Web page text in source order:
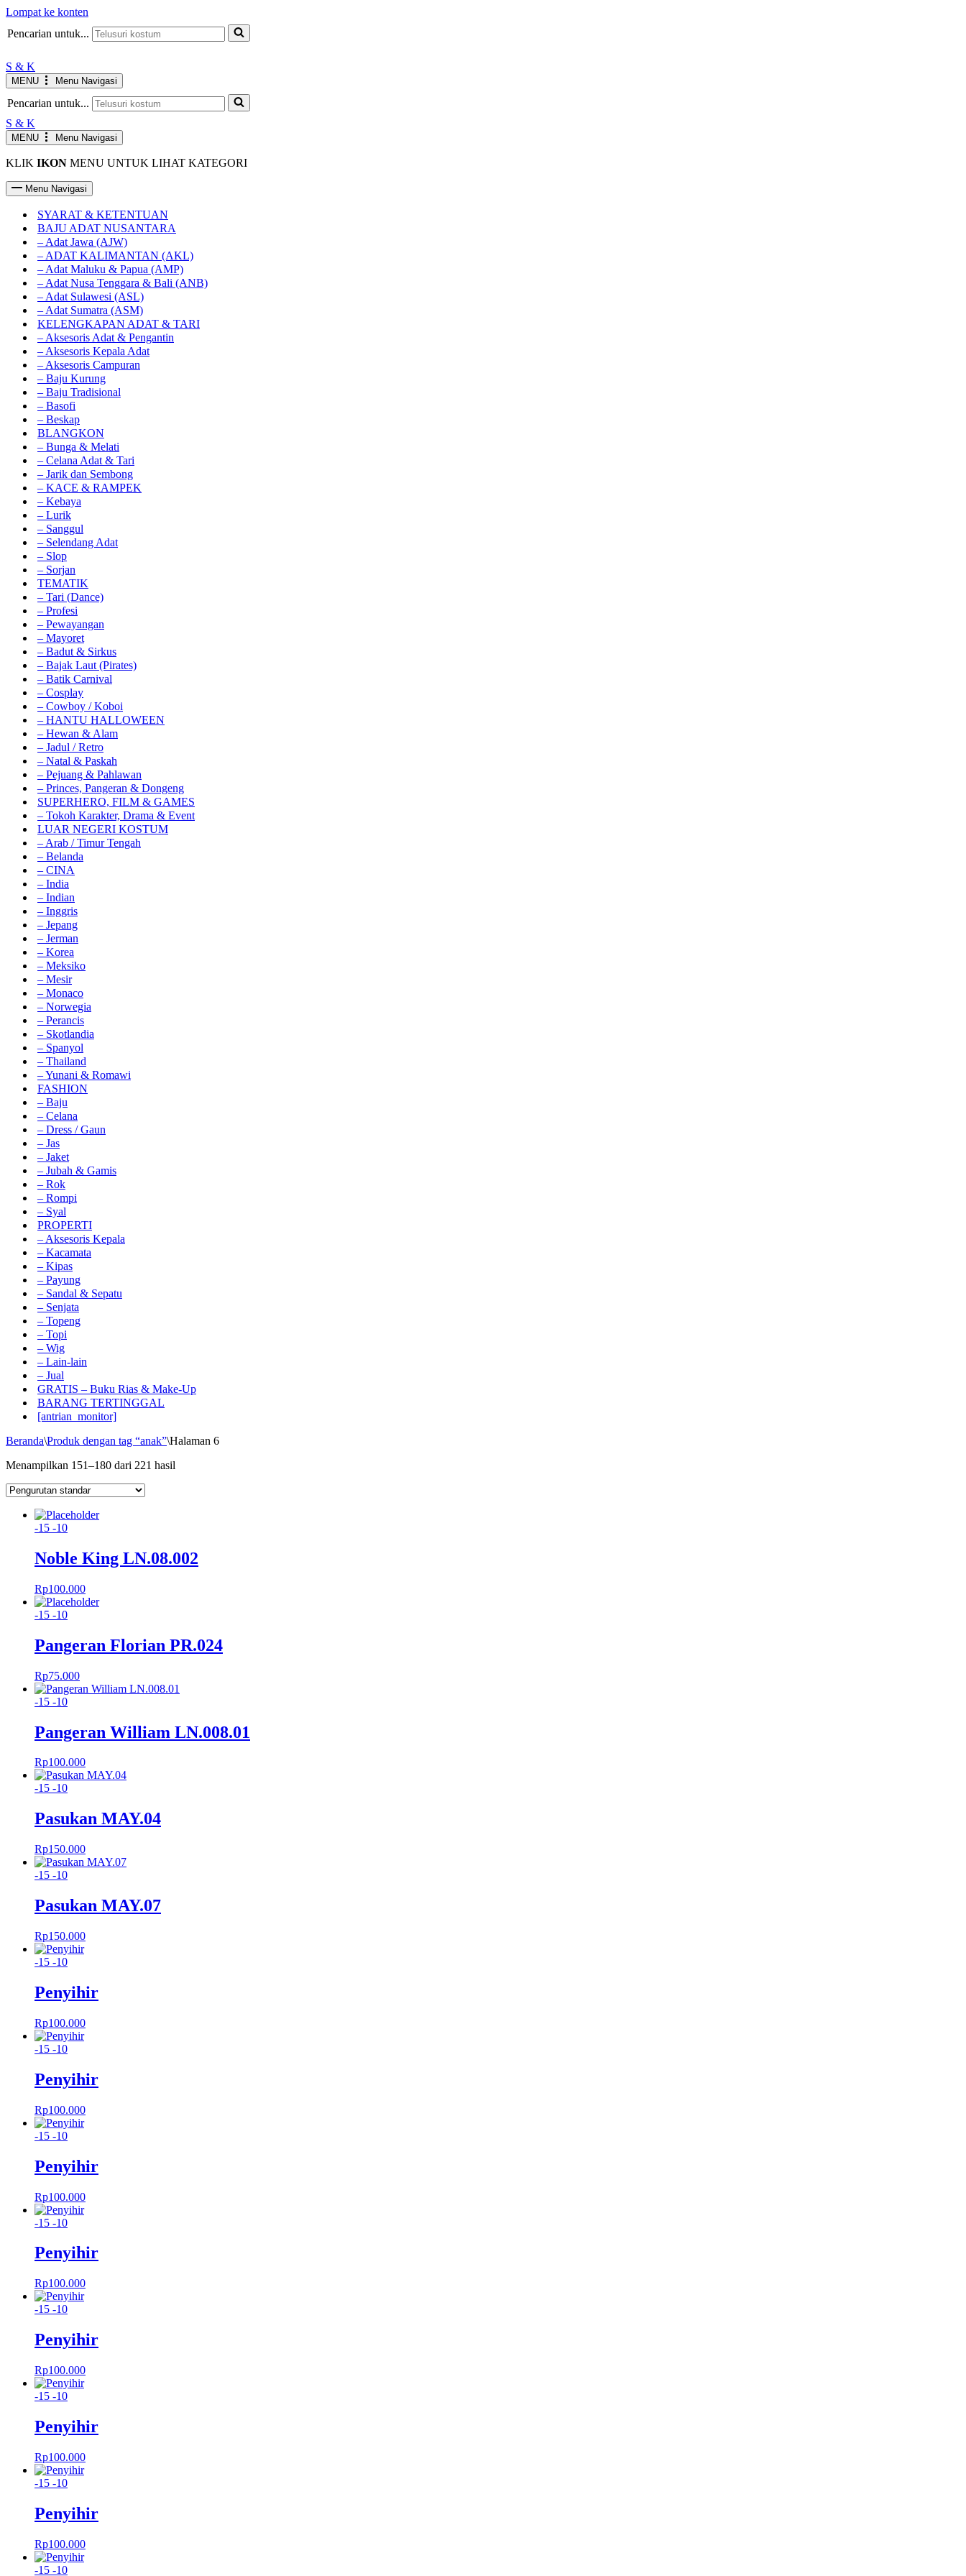
Lompat ke konten
Pencarian untuk...
S & K
MENU Menu Navigasi
Pencarian untuk...
S & K
MENU Menu Navigasi
KLIK IKON MENU UNTUK LIHAT KATEGORI
Menu Navigasi
SYARAT & KETENTUAN
BAJU ADAT NUSANTARA
– Adat Jawa (AJW)
– ADAT KALIMANTAN (AKL)
– Adat Maluku & Papua (AMP)
– Adat Nusa Tenggara & Bali (ANB)
– Adat Sulawesi (ASL)
– Adat Sumatra (ASM)
KELENGKAPAN ADAT & TARI
– Aksesoris Adat & Pengantin
– Aksesoris Kepala Adat
– Aksesoris Campuran
– Baju Kurung
– Baju Tradisional
– Basofi
– Beskap
BLANGKON
– Bunga & Melati
– Celana Adat & Tari
– Jarik dan Sembong
– KACE & RAMPEK
– Kebaya
– Lurik
– Sanggul
– Selendang Adat
– Slop
– Sorjan
TEMATIK
– Tari (Dance)
– Profesi
– Pewayangan
– Mayoret
– Badut & Sirkus
– Bajak Laut (Pirates)
– Batik Carnival
– Cosplay
– Cowboy / Koboi
– HANTU HALLOWEEN
– Hewan & Alam
– Jadul / Retro
– Natal & Paskah
– Pejuang & Pahlawan
– Princes, Pangeran & Dongeng
SUPERHERO, FILM & GAMES
– Tokoh Karakter, Drama & Event
LUAR NEGERI KOSTUM
– Arab / Timur Tengah
– Belanda
– CINA
– India
– Indian
– Inggris
– Jepang
– Jerman
– Korea
– Meksiko
– Mesir
– Monaco
– Norwegia
– Perancis
– Skotlandia
– Spanyol
– Thailand
– Yunani & Romawi
FASHION
– Baju
– Celana
– Dress / Gaun
– Jas
– Jaket
– Jubah & Gamis
– Rok
– Rompi
– Syal
PROPERTI
– Aksesoris Kepala
– Kacamata
– Kipas
– Payung
– Sandal & Sepatu
– Senjata
– Topeng
– Topi
– Wig
– Lain-lain
– Jual
GRATIS – Buku Rias & Make-Up
BARANG TERTINGGAL
[antrian_monitor]
Beranda\Produk dengan tag “anak”\Halaman 6
Menampilkan 151–180 dari 221 hasil
-15 -10
Noble King LN.08.002
Rp100.000
-15 -10
Pangeran Florian PR.024
Rp75.000
-15 -10
Pangeran William LN.008.01
Rp100.000
-15 -10
Pasukan MAY.04
Rp150.000
-15 -10
Pasukan MAY.07
Rp150.000
-15 -10
Penyihir
Rp100.000
-15 -10
Penyihir
Rp100.000
-15 -10
Penyihir
Rp100.000
-15 -10
Penyihir
Rp100.000
-15 -10
Penyihir
Rp100.000
-15 -10
Penyihir
Rp100.000
-15 -10
Penyihir
Rp100.000
-15 -10